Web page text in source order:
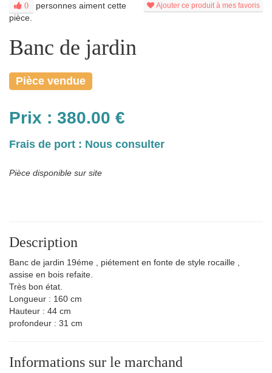
Ajouter ce produit à mes favoris
0
personnes aiment cette
pièce.
Banc de jardin
Pièce vendue
Prix : 380.00 €
Frais de port : Nous consulter
Pièce disponible sur site
Description
Banc de jardin 19éme , piétement en fonte de style rocaille ,
assise en bois refaite.
Très bon état.
Longueur : 160 cm
Hauteur : 44 cm
profondeur : 31 cm
Informations sur le marchand